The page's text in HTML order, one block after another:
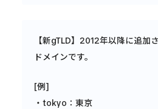
【新gTLD】2012年以降に追加
ドメインです。
[例]
・tokyo：東京